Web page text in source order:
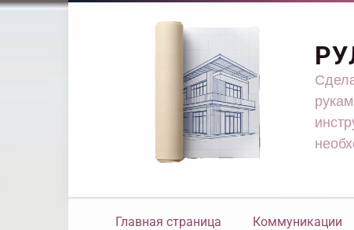
Перейти
Главная страница Коммуникации